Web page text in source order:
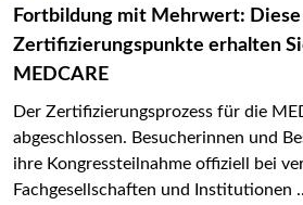
Fortbildung mit Mehrwert: Diese
Zertifizierungspunkte erhalten
MEDCARE
Der Zertifizierungsprozess für die
abgeschlossen. Besucherinnen und
ihre Kongressteilnahme offiziell bei
Fachgesellschaften und Institutionen